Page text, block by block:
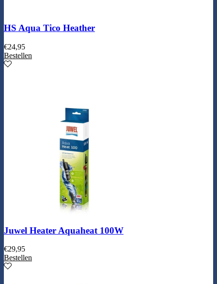
HS Aqua Tico Heather
€24,95
Bestellen
Juwel Heater Aquaheat 100W
€29,95
Bestellen